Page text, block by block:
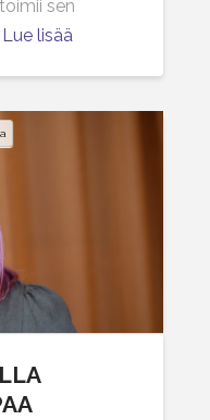
sen
Lue lisää